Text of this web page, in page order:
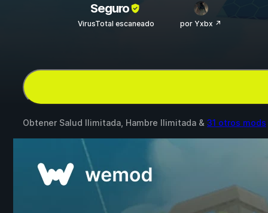
Seguro
VirusTotal escaneado por Yxbx ↗
Obtener Salud Ilimitada, Hambre Ilimitada & 31 otros mods